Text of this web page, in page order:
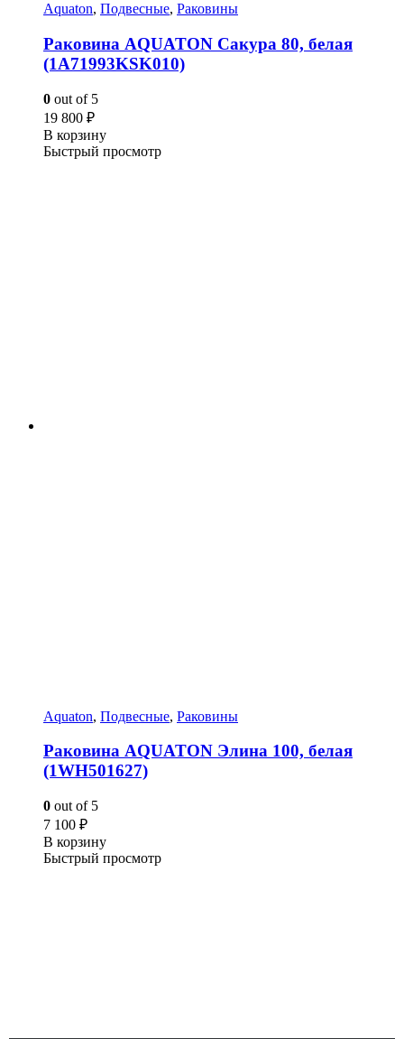
Aquaton, Подвесные, Раковины
Раковина AQUATON Сакура 80, белая
(1A71993KSK010)
0 out of 5
19 800 ₽
В корзину
Быстрый просмотр
Aquaton, Подвесные, Раковины
Раковина AQUATON Элина 100, белая
(1WH501627)
0 out of 5
7 100 ₽
В корзину
Быстрый просмотр